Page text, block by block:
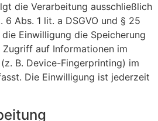
die Verarbeitung ausschließlich
Abs. 1 lit. a DSGVO und § 25
Einwilligung die Speicherung
auf Informationen im
B. Device-Fingerprinting) im
Die Einwilligung ist jederzeit